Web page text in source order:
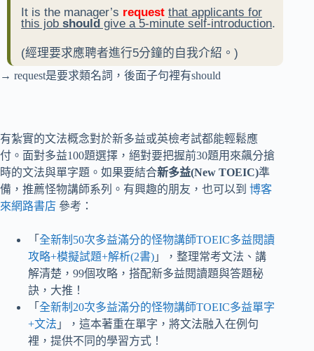
It is the manager’s request that applicants for
this job should give a 5-minute self-introduction.
(經理要求應聘者進行5分鐘的自我介紹。)
→ request是要求類名詞，後面子句裡有should
有紮實的文法概念對於新多益或英檢考試都能輕鬆應
付。面對多益100題選擇，絕對要把握前30題用來飆分搶
時的文法與單字題。如果要結合新多益(New TOEIC)準
備，推薦怪物講師系列。有興趣的朋友，也可以到 博客
來網路書店 參考：
「 全新制50次多益滿分的怪物講師TOEIC多益閱讀
攻略+模擬試題+解析(2書) 」，整理常考文法、講
解清楚，99個攻略，搭配新多益閱讀題與答題秘
訣，大推！
「 全新制20次多益滿分的怪物講師TOEIC多益單字
+文法 」，這本著重在單字，將文法融入在例句
裡，提供不同的學習方式！